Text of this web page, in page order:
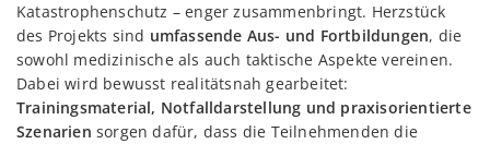
Katastrophenschutz – enger zusammenbringt. Herzstück
des Projekts sind umfassende Aus- und Fortbildungen, die
sowohl medizinische als auch taktische Aspekte vereinen.
Dabei wird bewusst realitätsnah gearbeitet:
Trainingsmaterial, Notfalldarstellung und praxisorientierte
Szenarien sorgen dafür, dass die Teilnehmenden die